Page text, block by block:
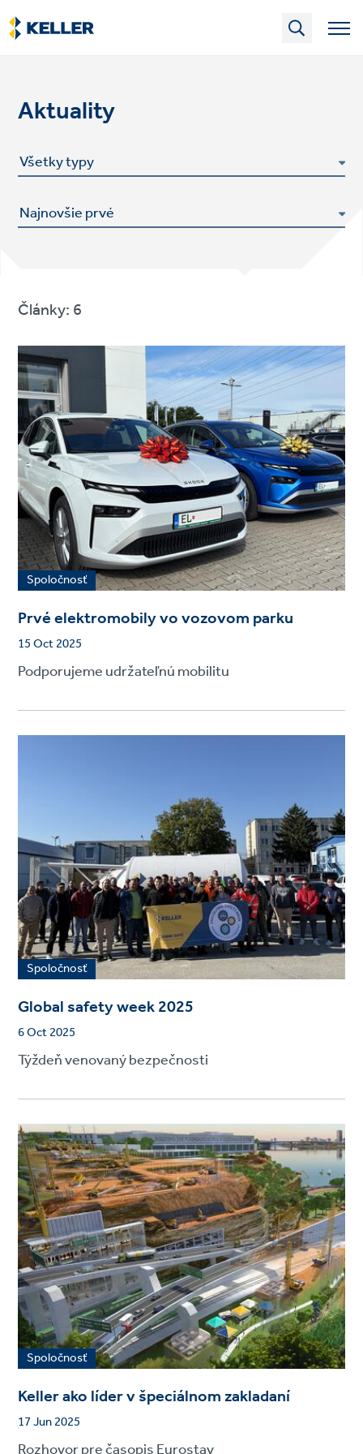
Skip
to
main
Aktuality
Články: 6
Spoločnosť
Prvé elektromobily vo vozovom parku
15 Oct 2025
Podporujeme udržateľnú mobilitu
Spoločnosť
Global safety week 2025
6 Oct 2025
Týždeň venovaný bezpečnosti
Spoločnosť
Keller ako líder v špeciálnom zakladaní
17 Jun 2025